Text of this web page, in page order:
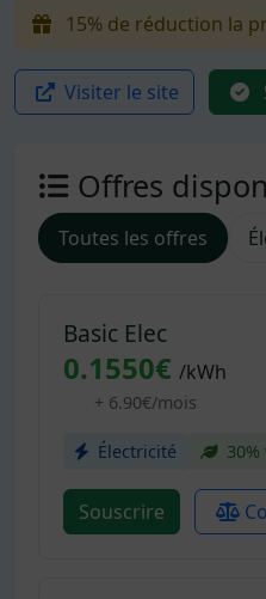
15% de réduction la
Visiter le site
Offres
Toutes les offres
Basic Elec
0.1550€ /kWh
+ 6.90€/mois
Électricité
Souscrire